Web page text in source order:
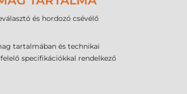
és hordozó csévélő
tartalmában és technikai
specifikációkkal rendelkező